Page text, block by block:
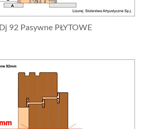
Dj 92 Pasywne PŁYTOWE